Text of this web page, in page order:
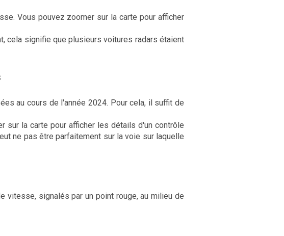
Vous pouvez zoomer sur la carte pour afficher
cela signifie que plusieurs voitures radars étaient
au cours de l'année 2024. Pour cela, il suffit de
sur la carte pour afficher les détails d'un contrôle
ne pas être parfaitement sur la voie sur laquelle
vitesse, signalés par un point rouge, au milieu de